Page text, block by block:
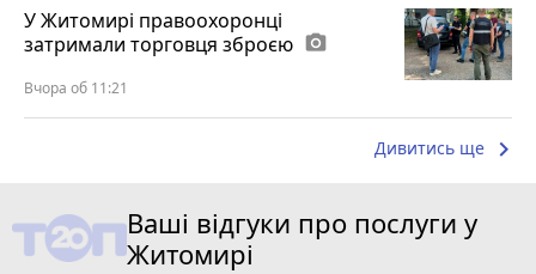
У Житомирі правоохоронці
затримали торговця зброєю photo_camera
Вчора об 11:21
Дивитись ще keyboard_arrow_right
Ваші відгуки про послуги у
Житомирі